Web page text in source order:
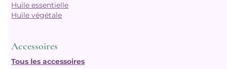
Huile essentielle
Huile végétale
Accessoires
Tous les accessoires